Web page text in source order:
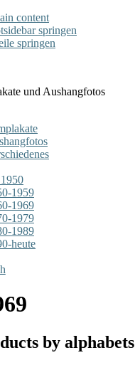
content
springen
springen
und Aushangfotos
1959
1969
1979
1989
heute
by alphabets